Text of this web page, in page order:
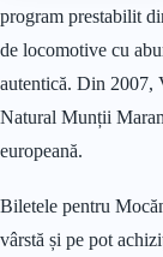
program prestabilit
de locomotive cu
autentică. Din 2007,
Natural Munții
europeană.
Biletele pentru
vârstă și pe pot